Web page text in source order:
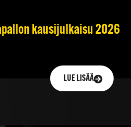
kausijulkaisu 2026
LUE LISÄÄ